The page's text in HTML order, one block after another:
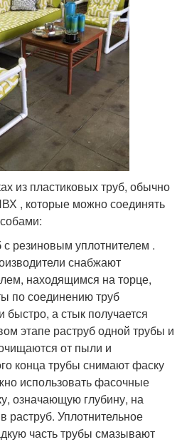
из пластиковых труб, обычно
, которые можно соединять
резиновым уплотнителем .
снабжают
находящимся на торце,
по соединению труб
а стык получается
этапе раструб одной трубы и
от пыли и
конца трубы снимают фаску
использовать фасочные
означающую глубину, на
раструб. Уплотнительное
часть трубы смазывают